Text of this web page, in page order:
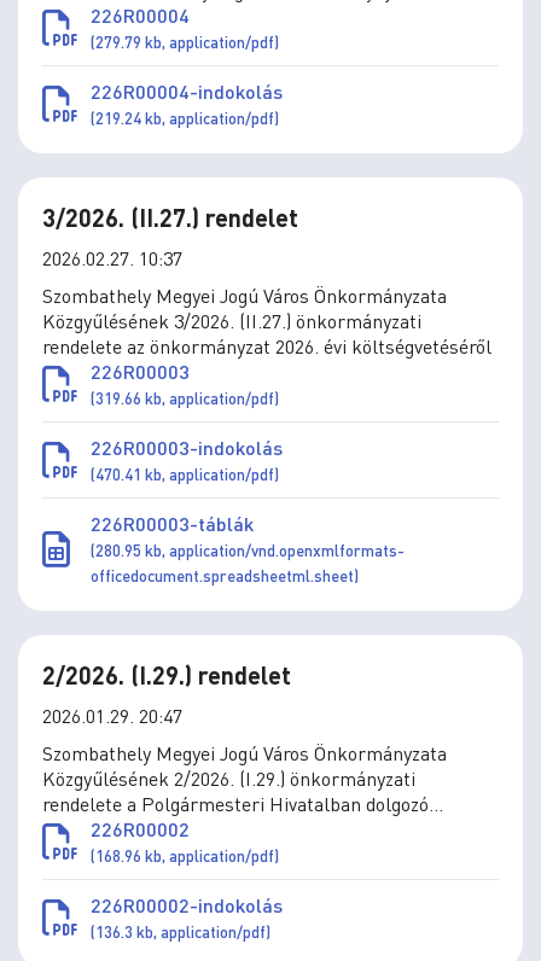
és gyermekjóléti ellátások térítési díjáról szóló
11/1993. (IV.1.) önkormányzati rendelet módosításáról
226R00004
(279.79 kb, application/pdf)
226R00004-indokolás
(219.24 kb, application/pdf)
3/2026. (II.27.) rendelet
2026.02.27. 10:37
Szombathely Megyei Jogú Város Önkormányzata
Közgyűlésének 3/2026. (II.27.) önkormányzati
rendelete az önkormányzat 2026. évi költségvetéséről
226R00003
(319.66 kb, application/pdf)
226R00003-indokolás
(470.41 kb, application/pdf)
226R00003-táblák
(280.95 kb, application/vnd.openxmlformats-
officedocument.spreadsheetml.sheet)
2/2026. (I.29.) rendelet
2026.01.29. 20:47
Szombathely Megyei Jogú Város Önkormányzata
Közgyűlésének 2/2026. (I.29.) önkormányzati
rendelete a Polgármesteri Hivatalban dolgozó
köztisztviselők közszolgálati jogviszonyának egyes
kérdéseiről szóló 2/2020. (II.5.) önkormányzati
rendelet módosításáról
226R00002
(168.96 kb, application/pdf)
226R00002-indokolás
(136.3 kb, application/pdf)